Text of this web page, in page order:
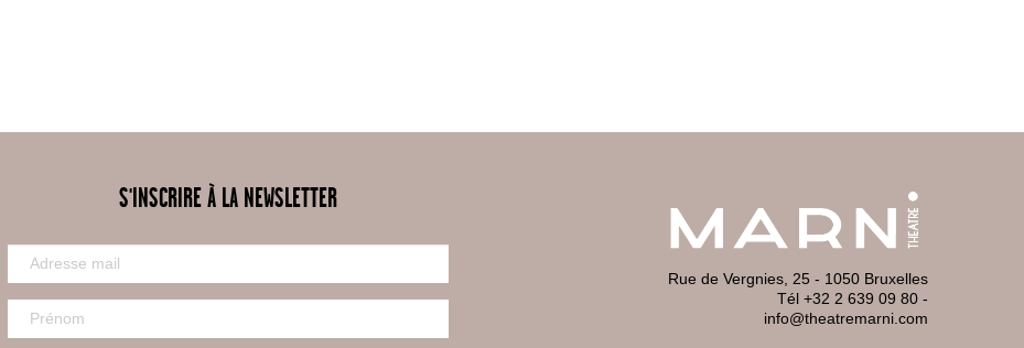
S'INSCRIRE À LA NEWSLETTER
Rue de Vergnies, 25 - 1050 Bruxelles
Tél +32 2 639 09 80 -
info@theatremarni.com